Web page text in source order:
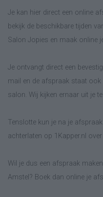
Je kan hier direct een online
bekijk de beschikbare tijden
Salon Jopies en maak online
Je ontvangt direct een
mail en de afspraak staat
salon. Wij kijken ernaar uit je
Tenslotte kun je na je
achterlaten op 1Kapper.nl
Wil je dus een afspraak
Amstel? Boek dan online je